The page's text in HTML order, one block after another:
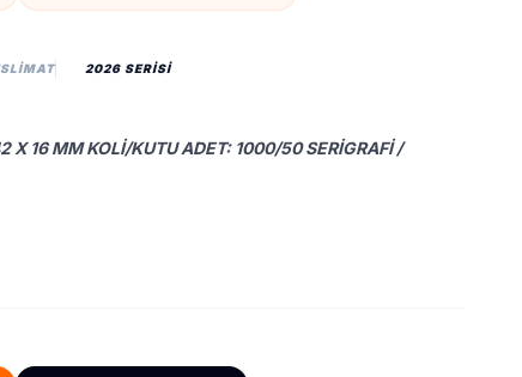
2026 SERİSİ
X 16 MM KOLI/KUTU ADET: 1000/50 SERIGRAFI /